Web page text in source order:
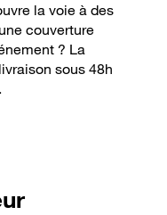
la voie à des
couverture
? La
sous 48h